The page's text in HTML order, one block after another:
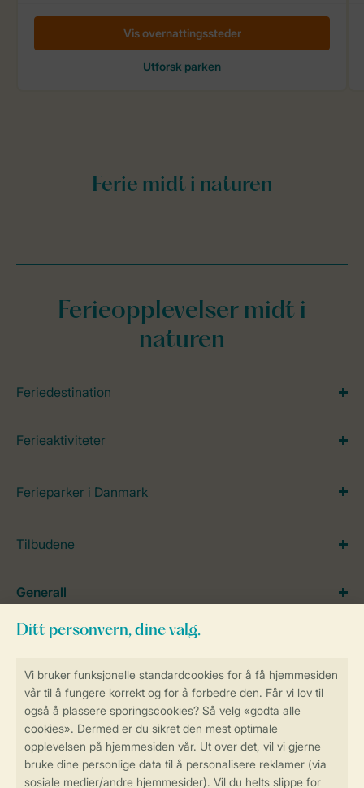
Sikker og rask online booking
Sikker datahåndtering
Ferieopplevelser midt i
naturen
Feriedestination
Ferieaktiviteter
Ferieparker i Danmark
Tilbudene
Generall
Service
Betalingsmuligheder